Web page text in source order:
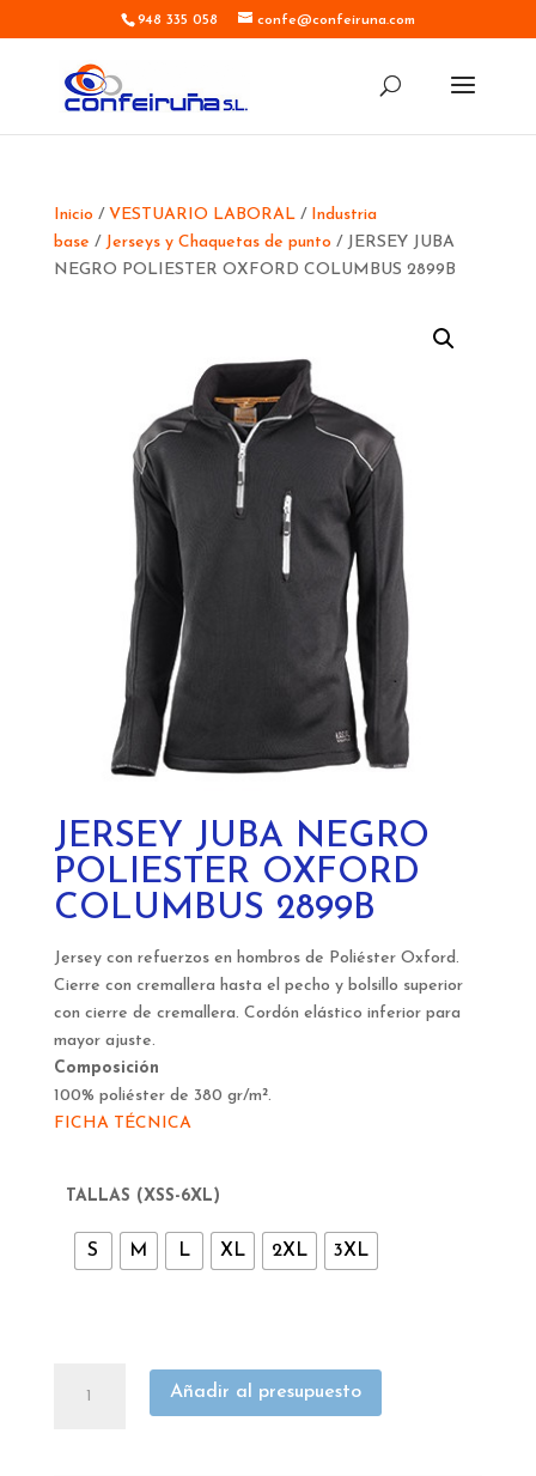
948 335 058 confe@confeiruna.com
Inicio / VESTUARIO LABORAL/ Industria
base / Jerseys y Chaquetas de punto / JERSEY JUBA
NEGRO POLIESTER OXFORD COLUMBUS 2899B
JERSEY JUBA NEGRO
POLIESTER OXFORD
COLUMBUS 2899B
Jersey con refuerzos en hombros de Poliéster Oxford.
Cierre con cremallera hasta el pecho y bolsillo superior
con cierre de cremallera. Cordón elástico inferior para
mayor ajuste.
Composición
100% poliéster de 380 gr/m².
FICHA TÉCNICA
TALLAS (XSS-6XL)
S M L XL 2XL 3XL
JUBA
Añadir al presupuesto